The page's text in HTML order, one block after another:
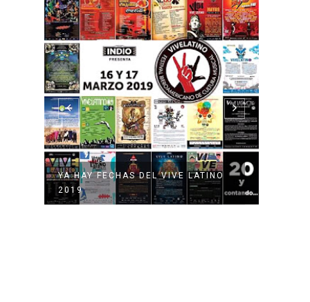
YA HAY FECHAS DEL VIVE LATINO
2019